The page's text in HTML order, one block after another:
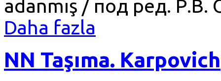
adanmış / под ред. Р.В.
Daha fazla
NN Taşıma. Karpovich